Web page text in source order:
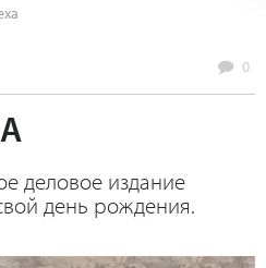
0
деловое издание
день рождения.